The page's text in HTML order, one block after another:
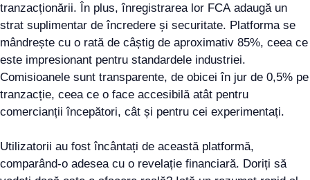
tranzacționării. În plus, înregistrarea lor FCA adaugă un
strat suplimentar de încredere și securitate. Platforma se
mândrește cu o rată de câștig de aproximativ 85%, ceea ce
este impresionant pentru standardele industriei.
Comisioanele sunt transparente, de obicei în jur de 0,5% pe
tranzacție, ceea ce o face accesibilă atât pentru
comercianții începători, cât și pentru cei experimentați.
Utilizatorii au fost încântați de această platformă,
comparând-o adesea cu o revelație financiară. Doriți să